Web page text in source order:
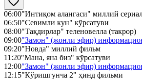
06:00"Интиқом алангаси" миллий
06:50"Севимли кун" кўрсатуви
08:00"Тақдирлар" теленовелла (такрор)
09:00"Замон" (жонли эфир)
09:20"Новда" миллий фильм
11:20"Мана, яна биз" кўрсатуви
12:00"Замон" (жонли эфир)
12:15"Кўришгунча 2" ҳинд фильми